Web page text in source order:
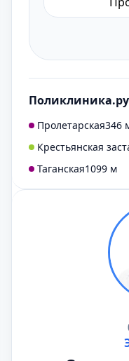
Пролетарская346
Крестьянская
Таганская1099 м